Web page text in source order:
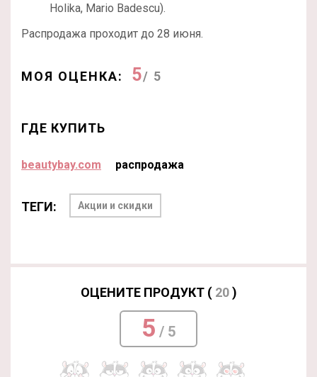
Holika, Mario Badescu).
Распродажа проходит до 28 июня.
МОЯ ОЦЕНКА: 5/ 5
ГДЕ КУПИТЬ
beautybay.com распродажа
ТЕГИ: Акции и скидки
ОЦЕНИТЕ ПРОДУКТ ( 20)
5 / 5